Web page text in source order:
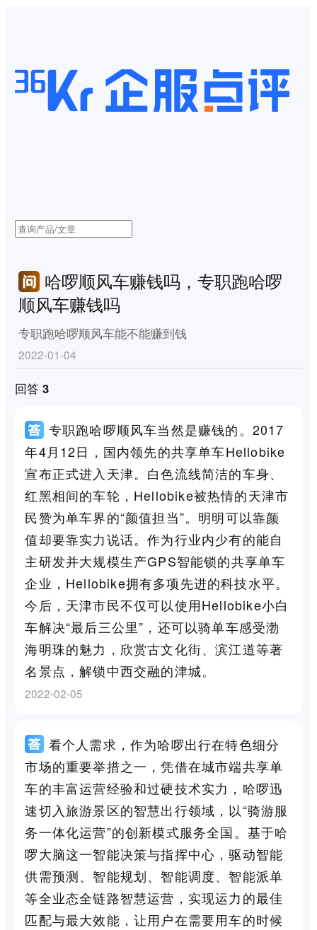
哈啰顺风车赚钱吗，专职跑哈啰
顺风车赚钱吗
专职跑哈啰顺风车能不能赚到钱
2022-01-04
回答 3
专职跑哈啰顺风车当然是赚钱的。2017
年4月12日，国内领先的共享单车Hellobike
宣布正式进入天津。白色流线简洁的车身、
红黑相间的车轮，Hellobike被热情的天津市
民赞为单车界的“颜值担当”。明明可以靠颜
值却要靠实力说话。作为行业内少有的能自
主研发并大规模生产GPS智能锁的共享单车
企业，Hellobike拥有多项先进的科技水平。
今后，天津市民不仅可以使用Hellobike小白
车解决“最后三公里”，还可以骑单车感受渤
海明珠的魅力，欣赏古文化街、滨江道等著
名景点，解锁中西交融的津城。
2022-02-05
看个人需求，作为哈啰出行在特色细分
市场的重要举措之一，凭借在城市端共享单
车的丰富运营经验和过硬技术实力，哈啰迅
速切入旅游景区的智慧出行领域，以“骑游服
务一体化运营”的创新模式服务全国。基于哈
啰大脑这一智能决策与指挥中心，驱动智能
供需预测、智能规划、智能调度、智能派单
等全业态全链路智慧运营，实现运力的最佳
匹配与最大效能，让用户在需要用车的时候